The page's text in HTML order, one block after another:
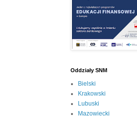
Oddziały SNM
Bielski
Krakowski
Lubuski
Mazowiecki